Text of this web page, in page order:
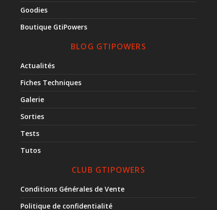
Goodies
Boutique GtiPowers
BLOG GTIPOWERS
Actualités
Fiches Techniques
Galerie
Sorties
Tests
Tutos
CLUB GTIPOWERS
Conditions Générales de Vente
Politique de confidentialité